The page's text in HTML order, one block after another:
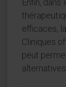
Enfin,
efficaces,
Cliniques
peut